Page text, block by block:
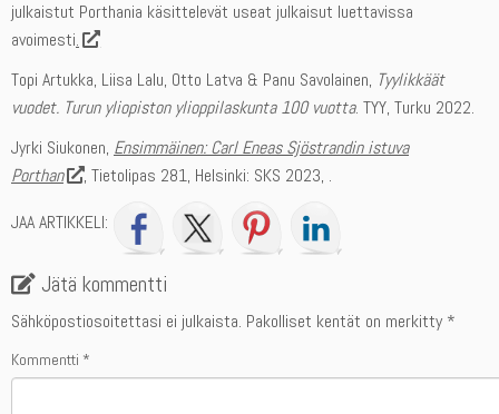
julkaistut Porthania käsittelevät useat julkaisut luettavissa
avoimesti.
Topi Artukka, Liisa Lalu, Otto Latva & Panu Savolainen, Tyylikkäät
vuodet. Turun yliopiston ylioppilaskunta 100 vuotta. TYY, Turku 2022.
Jyrki Siukonen, Ensimmäinen: Carl Eneas Sjöstrandin istuva
Porthan
, Tietolipas 281, Helsinki: SKS 2023, .
JAA ARTIKKELI:
Jätä kommentti
Sähköpostiosoitettasi ei julkaista. Pakolliset kentät on merkitty *
Kommentti *